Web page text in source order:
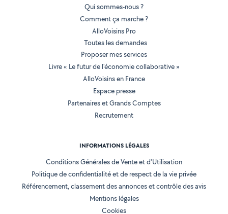
Qui sommes-nous ?
Comment ça marche ?
AlloVoisins Pro
Toutes les demandes
Proposer mes services
Livre « Le futur de l'économie collaborative »
AlloVoisins en France
Espace presse
Partenaires et Grands Comptes
Recrutement
INFORMATIONS LÉGALES
Conditions Générales de Vente et d'Utilisation
Politique de confidentialité et de respect de la vie privée
Référencement, classement des annonces et contrôle des avis
Mentions légales
Cookies